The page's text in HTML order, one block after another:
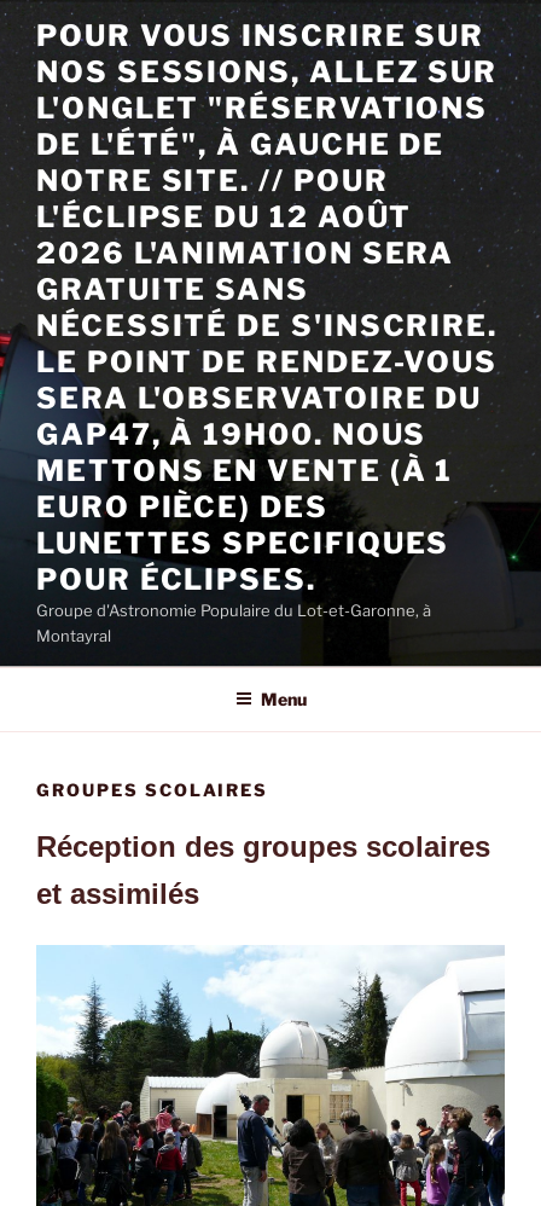
Aller
contenu
principal
POUR VOUS INSCRIRE SUR
NOS SESSIONS, ALLEZ SUR
L'ONGLET "RÉSERVATIONS
DE L'ÉTÉ", À GAUCHE DE
NOTRE SITE. // POUR
L'ÉCLIPSE DU 12 AOÛT
2026 L'ANIMATION SERA
GRATUITE SANS
NÉCESSITÉ DE S'INSCRIRE.
LE POINT DE RENDEZ-VOUS
SERA L'OBSERVATOIRE DU
GAP47, À 19H00. NOUS
METTONS EN VENTE (À 1
EURO PIÈCE) DES
LUNETTES SPECIFIQUES
POUR ÉCLIPSES.
Groupe d'Astronomie Populaire du Lot-et-Garonne, à
Montayral
Menu
GROUPES SCOLAIRES
Réception des groupes scolaires
et assimilés